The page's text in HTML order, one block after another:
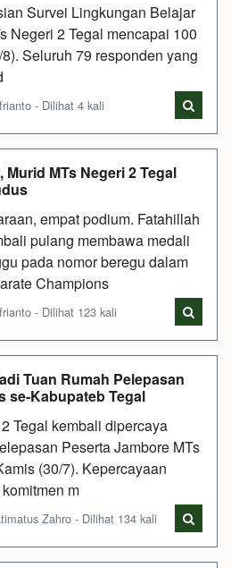
Survei Lingkungan Belajar
Negeri 2 Tegal mencapai 100
Seluruh 79 responden yang
- Dilihat 4 kali
MTs Negeri 2 Tegal
empat podium. Fatahillah
pulang membawa medali
pada nomor beregu dalam
Champions
- Dilihat 123 kali
Tuan Rumah Pelepasan
se-Kabupateb Tegal
Tegal kembali dipercaya
Peserta Jambore MTs
(30/7). Kepercayaan
m
Zahro - Dilihat 134 kali